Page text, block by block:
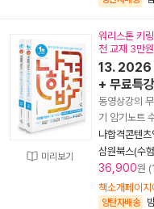
미리보기
워리스톤 키
천 교재 3만
13. 2026
+ 무료특
동영상강의
기 암기노트
나합격콘텐
삼원북스(수
36,900원
책소개페이
양탄자배송